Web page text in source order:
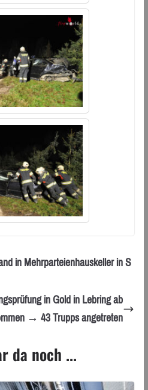
in Mehrparteienhauskeller in S
in Gold in Lebring ab
→ 43 Trupps angetreten
da noch ...